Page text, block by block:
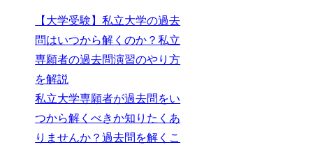
【大学受験】私立大学の過去
問はいつから解くのか？私立
専願者の過去問演習のやり方
を解説
私立大学専願者が過去問をい
つから解くべきか知りたくあ
りませんか？過去問を解くこ